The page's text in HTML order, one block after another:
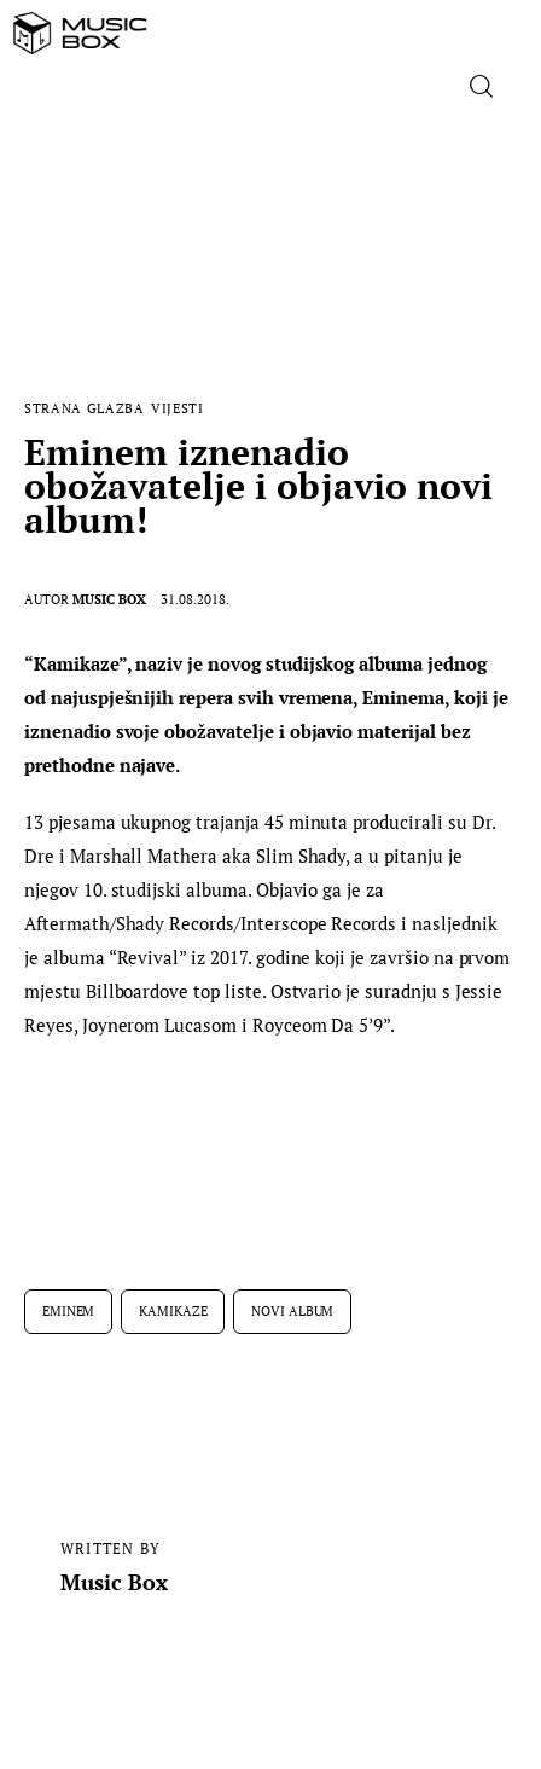
MUSIC BOX
STRANA GLAZBA VIJESTI
Eminem iznenadio
obožavatelje i objavio novi
album!
AUTOR MUSIC BOX 31.08.2018.
“Kamikaze”, naziv je novog studijskog albuma jednog
od najuspješnijih repera svih vremena, Eminema, koji je
iznenadio svoje obožavatelje i objavio materijal bez
prethodne najave.
13 pjesama ukupnog trajanja 45 minuta producirali su Dr.
Dre i Marshall Mathera aka Slim Shady, a u pitanju je
njegov 10. studijski albuma. Objavio ga je za
Aftermath/Shady Records/Interscope Records i nasljednik
je albuma “Revival” iz 2017. godine koji je završio na prvom
mjestu Billboardove top liste. Ostvario je suradnju s Jessie
Reyes, Joynerom Lucasom i Royceom Da 5’9”.
EMINEM KAMIKAZE NOVI ALBUM
WRITTEN BY
Music Box